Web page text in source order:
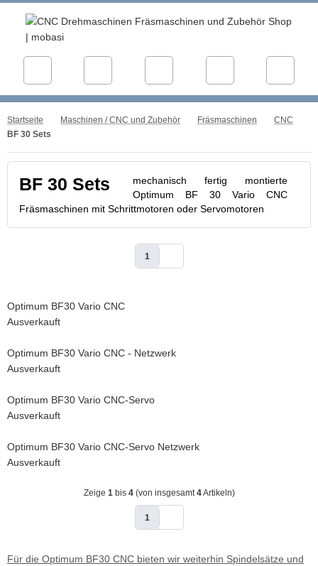
Startseite Maschinen / CNC und Zubehör Fräsmaschinen
CNC
BF 30 Sets
BF 30 Sets
mechanisch fertig montierte
Optimum BF 30 Vario CNC
Fräsmaschinen mit Schrittmotoren oder Servomotoren
1
Optimum BF30 Vario CNC
Ausverkauft
Optimum BF30 Vario CNC - Netzwerk
Ausverkauft
Optimum BF30 Vario CNC-Servo
Ausverkauft
Optimum BF30 Vario CNC-Servo Netzwerk
Ausverkauft
Zeige 1bis 4(von insgesamt4Artikeln)
1
Für die Optimum BF30 CNC bieten wir weiterhin Spindelsätze und